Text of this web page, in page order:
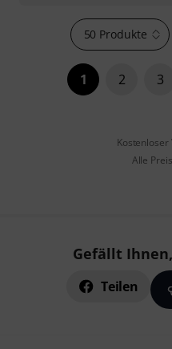
50 Produkte
1 2 3
Kostenloser
Alle
Gefällt
Teilen